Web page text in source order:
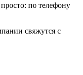
по телефону
свяжутся с